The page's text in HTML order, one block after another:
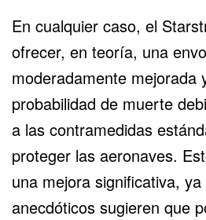
En cualquier caso, el
ofrecer, en teoría, una
moderadamente mejorada
probabilidad de muerte
a las contramedidas
proteger las aeronaves.
una mejora significativa,
anecdóticos sugieren que